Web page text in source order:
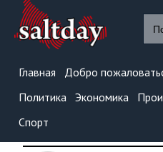
Главная Добро
Политика Экономика
Спорт